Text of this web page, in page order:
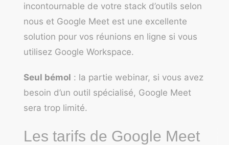
incontournable de votre stack d’outils selon
nous et Google Meet est une excellente
solution pour vos réunions en ligne si vous
utilisez Google Workspace.
Seul bémol : la partie webinar, si vous avez
besoin d’un outil spécialisé, Google Meet
sera trop limité.
Les tarifs de Google Meet